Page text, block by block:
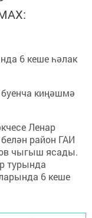
6 кеше һәлак
киңәшмә
Ленар
район ГАИ
чыгыш ясады.
турында
6 кеше